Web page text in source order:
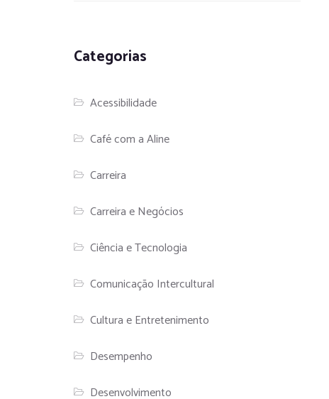
Categorias
Acessibilidade
Café com a Aline
Carreira
Carreira e Negócios
Ciência e Tecnologia
Comunicação Intercultural
Cultura e Entretenimento
Desempenho
Desenvolvimento